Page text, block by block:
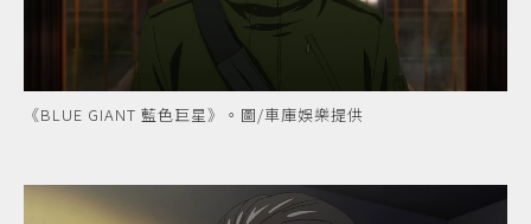
《BLUE GIANT 藍色巨星》。圖/車庫娛樂提供